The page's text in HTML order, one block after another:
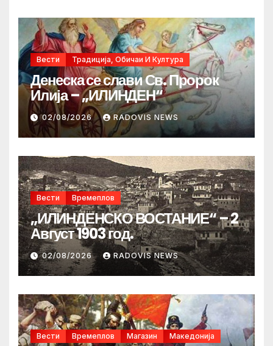
Вести Традиција, Обичаи И Култура
Денеска се слави Св. Пророк
Илија – „ИЛИНДЕН“
02/08/2026 RADOVIS NEWS
Вести Времеплов
„ИЛИНДЕНСКО ВОСТАНИЕ“ – 2
Август 1903 год.
02/08/2026 RADOVIS NEWS
Вести Времеплов Магазин Македонија